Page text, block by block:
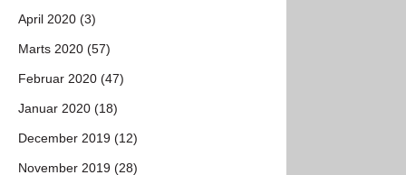
April 2020 (3)
Marts 2020 (57)
Februar 2020 (47)
Januar 2020 (18)
December 2019 (12)
November 2019 (28)